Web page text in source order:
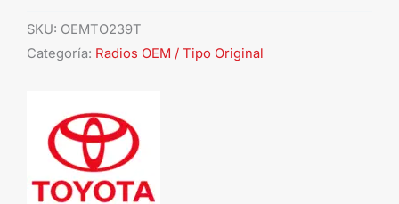
SKU: OEMTO239T
Categoría: Radios OEM / Tipo Original